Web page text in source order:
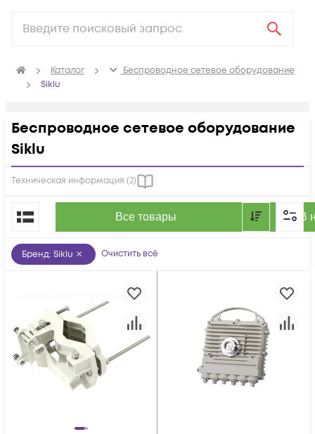
Каталог
Беспроводное сетевое оборудование
Siklu
Беспроводное сетевое оборудование
Siklu
Техническая информация (2)
Все товары В
По популярности
Бренд: Siklu Очистить всё